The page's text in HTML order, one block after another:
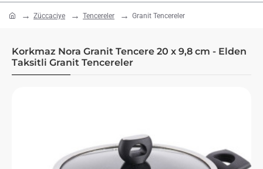
home Züccaciye Tencereler Granit Tencereler
Korkmaz Nora Granit Tencere 20 x 9,8 cm - Elden
Taksitli Granit Tencereler